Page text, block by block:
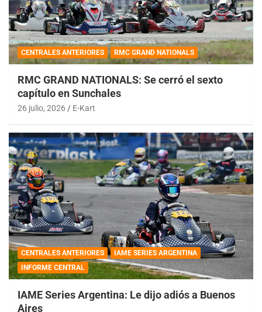
CENTRALES ANTERIORES RMC GRAND NATIONALS
RMC GRAND NATIONALS: Se cerró el sexto
capítulo en Sunchales
26 julio, 2026 E-Kart
CENTRALES ANTERIORES
IAME SERIES ARGENTINA
INFORME CENTRAL
IAME Series Argentina: Le dijo adiós a Buenos
Aires